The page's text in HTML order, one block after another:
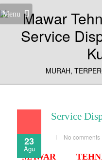
Menu
MURAH,
23
Agu
Service
No comments
MAWAR